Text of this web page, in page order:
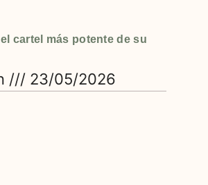
cartel más potente de su
23/05/2026